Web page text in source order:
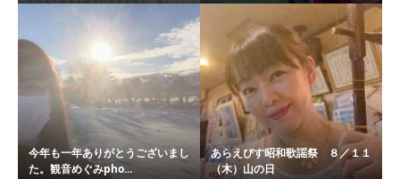
今年も一年ありがとうございまし
た。観音めぐみpho...
あらえびす昭和歌謡祭 ８／１１
（木）山の日